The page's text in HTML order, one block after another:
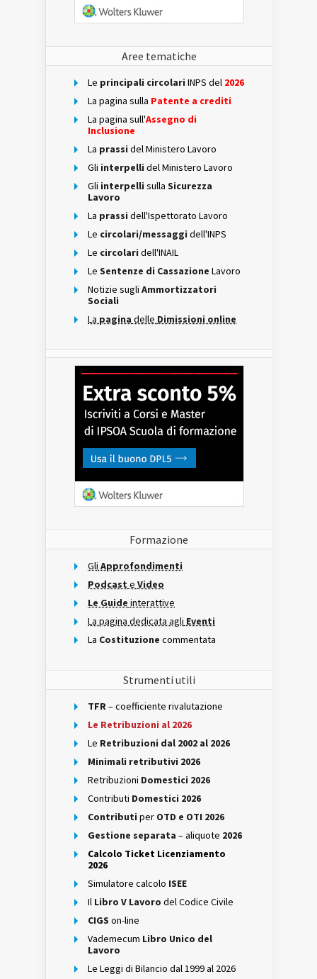
Aree tematiche
Le principali circolari INPS del 2026
La pagina sulla Patente a crediti
La pagina sull'Assegno di
Inclusione
La prassi del Ministero Lavoro
Gli interpelli del Ministero Lavoro
Gli interpelli sulla Sicurezza
Lavoro
La prassi dell'Ispettorato Lavoro
Le circolari/messaggi dell'INPS
Le circolari dell'INAIL
Le Sentenze di Cassazione Lavoro
Notizie sugli Ammortizzatori
Sociali
La pagina delle Dimissioni online
Formazione
Gli Approfondimenti
Podcast e Video
Le Guide interattive
La pagina dedicata agli Eventi
La Costituzione commentata
Strumenti utili
TFR– coefficiente rivalutazione
Le Retribuzioni al 2026
Le Retribuzioni dal 2002 al 2026
Minimali retributivi 2026
Retribuzioni Domestici 2026
Contributi Domestici 2026
Contributi per OTD e OTI 2026
Gestione separata – aliquote 2026
Calcolo Ticket Licenziamento
2026
Simulatore calcolo ISEE
Il Libro V Lavoro del Codice Civile
CIGS on-line
Vademecum Libro Unico del
Lavoro
Le Leggi di Bilancio dal 1999 al 2026